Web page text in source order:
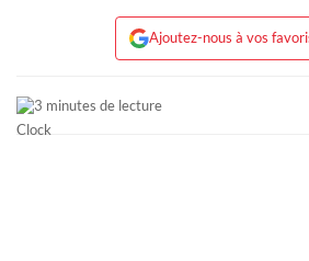
Ajoutez-nous à vos
3 minutes de lecture